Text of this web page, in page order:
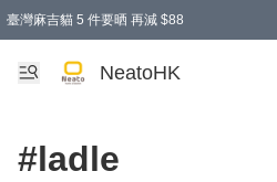
臺灣麻吉貓 5 件要晒 再減 $88
消費即享全單 95 折優惠！
購物滿 HKD 300.00即享免運費優惠！（適用
買麻吉貓廚具套裝免運費
寄送台灣運費滿HKD300 減 HKD50 優惠（不
NeatoHK
#ladle